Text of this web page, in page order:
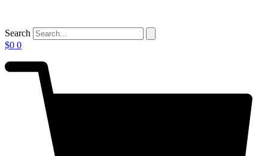
Search
$0 0